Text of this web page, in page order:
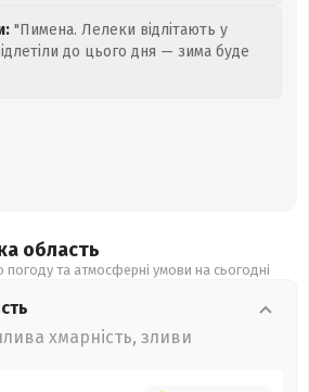
"Пимена. Лелеки відлітають у
до цього дня — зима буде
область
погоду та атмосферні умови на сьогодні
хмарність, зливи